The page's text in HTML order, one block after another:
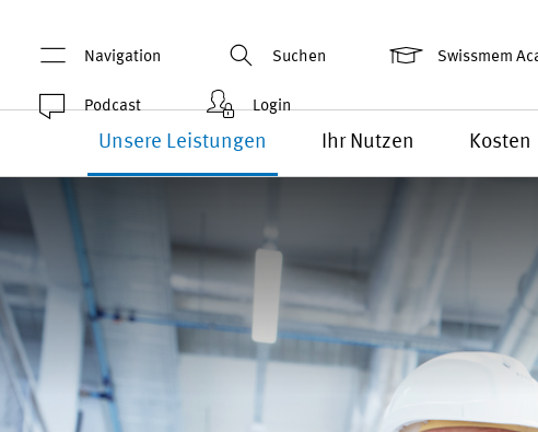
Navigation Suchen Swissmem
Podcast Login
Unsere Leistungen Ihr Nutzen Kosten